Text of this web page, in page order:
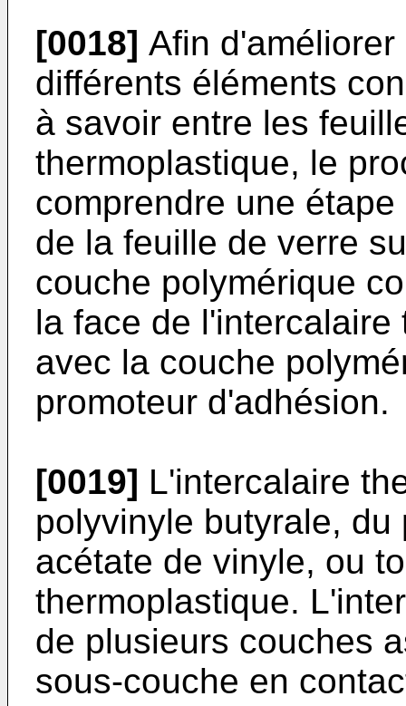
[0018] Afin
différents éléments
à savoir entre les
thermoplastique, le
comprendre une
de la feuille de verre
couche polymérique
la face de
avec la couche
promoteur d'adhésion.
[0019] L'intercalaire
polyvinyle butyrale,
acétate de vinyle, ou
thermoplastique.
de plusieurs couches
sous-couche en